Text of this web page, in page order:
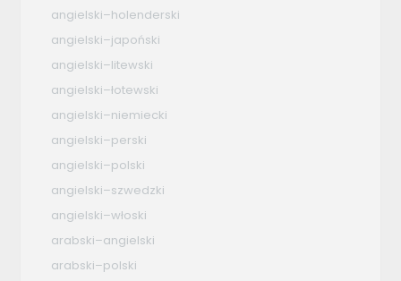
angielski–holenderski
angielski–japoński
angielski–litewski
angielski–łotewski
angielski–niemiecki
angielski–perski
angielski–polski
angielski–szwedzki
angielski–włoski
arabski–angielski
arabski–polski